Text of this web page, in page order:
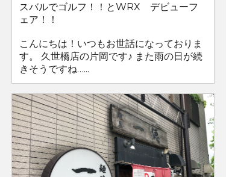
スバルでゴルフ！！とWRX デビューフ
ェア！！
こんにちは！いつもお世話になっておりま
す。 久世橋店の片岡です♪ また雨の日が続
きそうですね…...